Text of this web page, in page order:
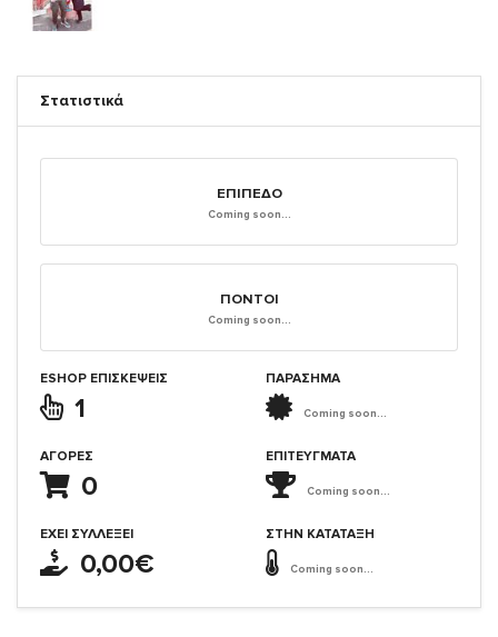
Στατιστικά
ΕΠΊΠΕΔΟ
Coming soon...
ΠΌΝΤΟΙ
Coming soon...
ESHOP ΕΠΙΣΚΈΨΕΙΣ
1
ΑΓΟΡΈΣ
0
ΈΧΕΙ ΣΥΛΛΈΞΕΙ
0,00€
ΠΑΡΑΣΗΜΑ
Coming soon...
ΕΠΙΤΕΎΓΜΑΤΑ
Coming soon...
ΣΤΗΝ ΚΑΤΆΤΑΞΗ
Coming soon...